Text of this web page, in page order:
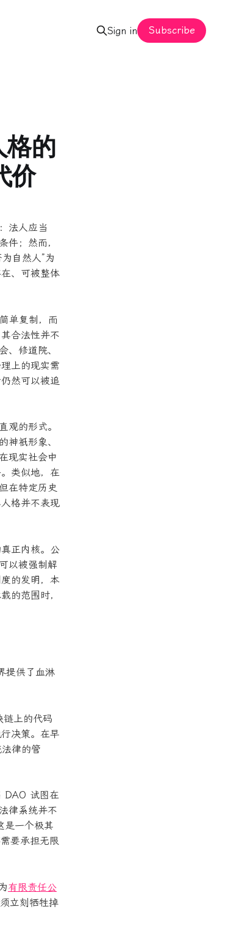
Sign in Subscribe
格的
价
法人应当
件；然而，
自然人”为
、可被整体
单复制，而
合法性并不
、修道院、
上的现实需
然可以被追
观的形式。
神祇形象、
现实社会中
类似地，在
在特定历史
格并不表现
正内核。公
以被强制解
的发明，本
的范围时，
提供了血淋
上的代码
决策。在早
律的管
DAO 试图在
律系统并不
是一个极其
要承担无限
有限责任公
立刻牺牲掉